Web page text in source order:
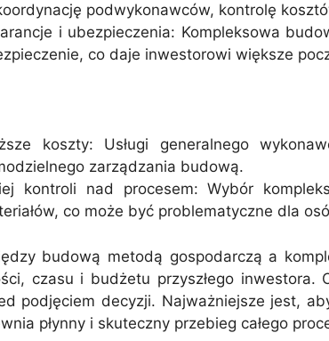
podwykonawców, kontrolę
i ubezpieczenia: Kompleksowa
co daje inwestorowi większe
koszty: Usługi generalnego
zarządzania budową.
kontroli nad procesem: Wybór
co może być problematyczne dla
budową metodą gospodarczą a
czasu i budżetu przyszłego
podjęciem decyzji. Najważniejsze jest,
płynny i skuteczny przebieg całego